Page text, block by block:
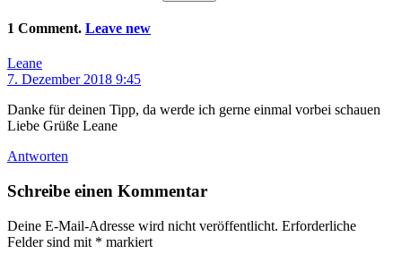
1 Comment. Leave new
Leane
7. Dezember 2018 9:45
Danke für deinen Tipp, da werde ich gerne einmal vorbei schauen
Liebe Grüße Leane
Antworten
Schreibe einen Kommentar
Deine E-Mail-Adresse wird nicht veröffentlicht. Erforderliche
Felder sind mit * markiert